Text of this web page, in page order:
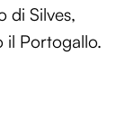
di Silves,
il Portogallo.